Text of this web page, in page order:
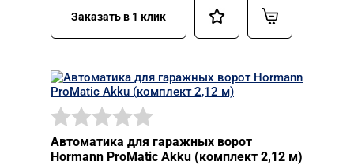
Заказать в 1 клик
Автоматика для гаражных ворот
Hormann ProMatic Akku (комплект 2,12 м)